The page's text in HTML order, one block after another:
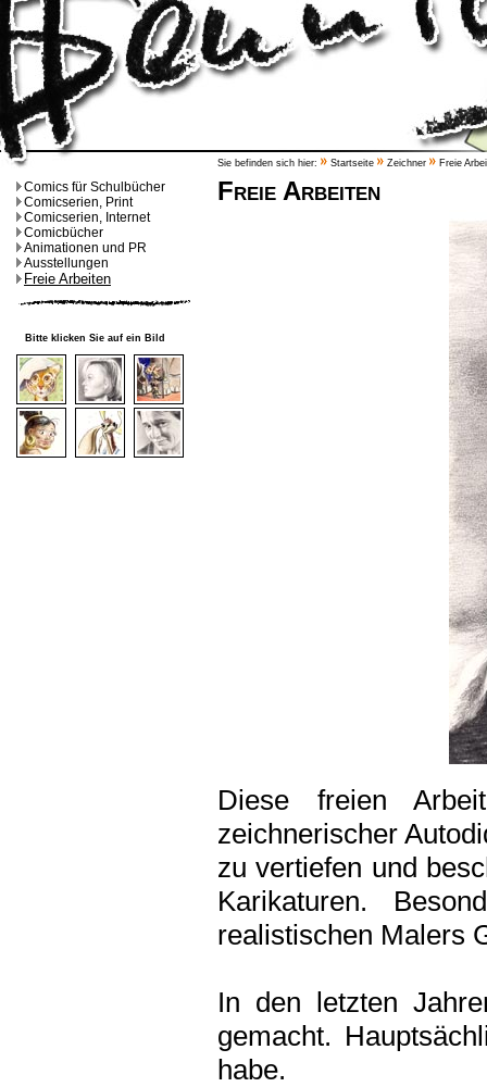
Comics für Schulbücher
Comicserien, Print
Comicserien, Internet
Comicbücher
Animationen und PR
Ausstellungen
Freie Arbeiten
Bitte klicken Sie auf ein Bild
Sie befinden sich hier: Startseite Zeichner Freie
Freie Arbeiten
Diese freien
zeichnerischer
zu vertiefen und
Karikaturen.
realistischen Malers
In den letzten
gemacht.
habe.